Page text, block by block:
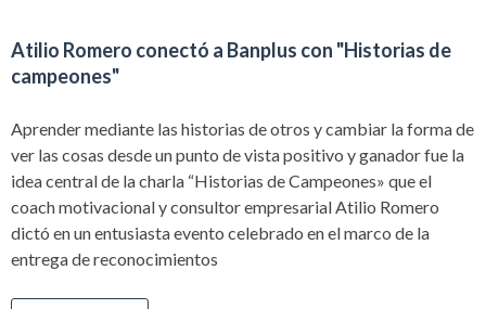
Atilio Romero conectó a Banplus con "Historias de
campeones"
Aprender mediante las historias de otros y cambiar la forma de
ver las cosas desde un punto de vista positivo y ganador fue la
idea central de la charla “Historias de Campeones» que el
coach motivacional y consultor empresarial Atilio Romero
dictó en un entusiasta evento celebrado en el marco de la
entrega de reconocimientos